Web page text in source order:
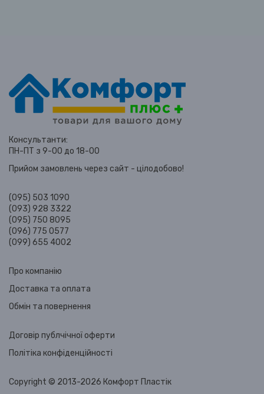
Консультанти:
ПН-ПТ з 9-00 до 18-00
Прийом замовлень через сайт - цілодобово!
(095) 503 1090
(093) 928 3322
(095) 750 8095
(096) 775 0577
(099) 655 4002
Про компанію
Доставка та оплата
Обмін та повернення
Договір публчічної оферти
Політіка конфіденційності
Copyright © 2013-2026 Комфорт Пластік